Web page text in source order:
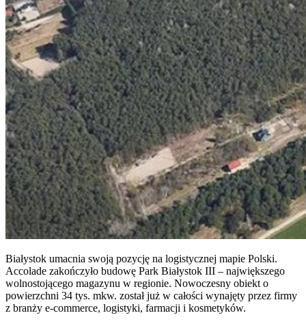
Białystok umacnia swoją pozycję na logistycznej mapie Polski.
Accolade zakończyło budowę Park Białystok III – największego
wolnostojącego magazynu w regionie. Nowoczesny obiekt o
powierzchni 34 tys. mkw. został już w całości wynajęty przez firmy
z branży e-commerce, logistyki, farmacji i kosmetyków.